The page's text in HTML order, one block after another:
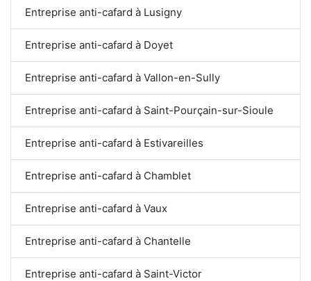
Entreprise anti-cafard à Lusigny
Entreprise anti-cafard à Doyet
Entreprise anti-cafard à Vallon-en-Sully
Entreprise anti-cafard à Saint-Pourçain-sur-Sioule
Entreprise anti-cafard à Estivareilles
Entreprise anti-cafard à Chamblet
Entreprise anti-cafard à Vaux
Entreprise anti-cafard à Chantelle
Entreprise anti-cafard à Saint-Victor